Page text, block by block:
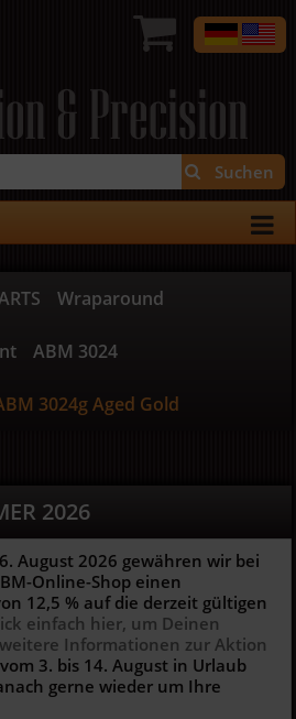
& Precision
Suchen
Wraparound
ABM 3024
3024g Aged Gold
2026
August 2026 gewähren wir bei
Online-Shop einen
12,5 % auf die derzeit gültigen
einfach hier, um Deinen
Informationen zur Aktion
3. bis 14. August in Urlaub
gerne wieder um Ihre